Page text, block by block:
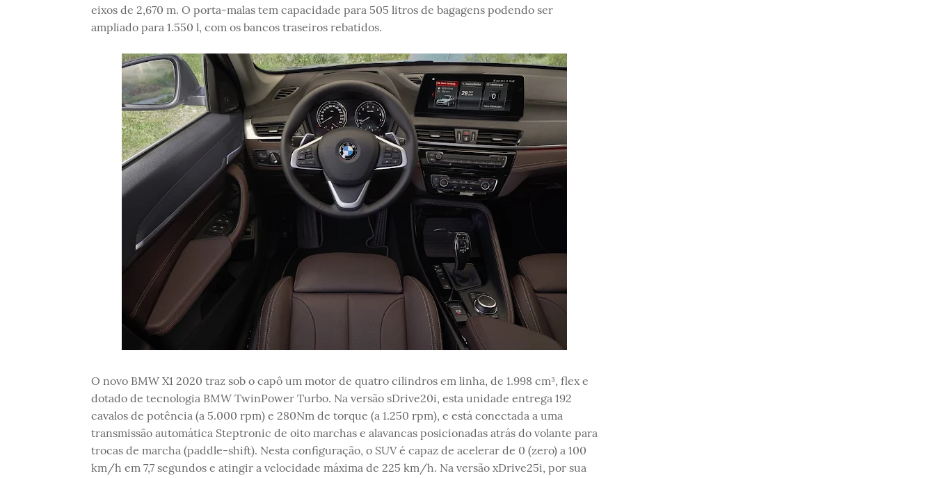
eixos de 2,670 m. O porta-malas tem capacidade para 505 litros de bagagens podendo ser
ampliado para 1.550 l, com os bancos traseiros rebatidos.
O novo BMW X1 2020 traz sob o capô um motor de quatro cilindros em linha, de 1.998 cm³, flex e
dotado de tecnologia BMW TwinPower Turbo. Na versão sDrive20i, esta unidade entrega 192
cavalos de potência (a 5.000 rpm) e 280Nm de torque (a 1.250 rpm), e está conectada a uma
transmissão automática Steptronic de oito marchas e alavancas posicionadas atrás do volante para
trocas de marcha (paddle-shift). Nesta configuração, o SUV é capaz de acelerar de 0 (zero) a 100
km/h em 7,7 segundos e atingir a velocidade máxima de 225 km/h. Na versão xDrive25i, por sua